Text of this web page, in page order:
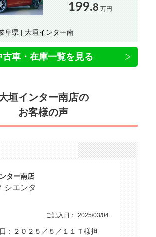
199.8 万円
阜県 | 大垣インター南
古車・在庫一覧を見る
垣インター南店の
お客様の声
ター南店
シエンタ
ご記入日： 2025/03/04
：２０２５／５／１１Ｔ様担